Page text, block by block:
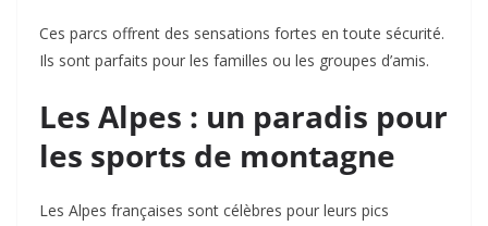
Ces parcs offrent des sensations fortes en toute sécurité.
Ils sont parfaits pour les familles ou les groupes d’amis.
Les Alpes : un paradis pour
les sports de montagne
Les Alpes françaises sont célèbres pour leurs pics